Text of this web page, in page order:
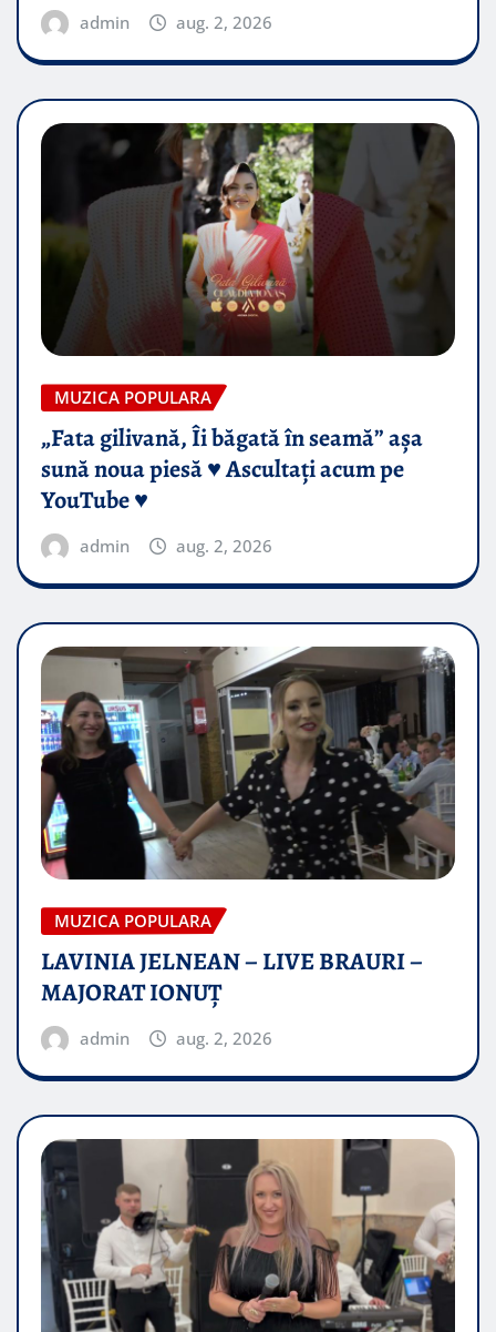
admin aug. 2, 2026
MUZICA POPULARA
„Fata gilivană, Îi băgată în seamă” așa
sună noua piesă ♥️ Ascultați acum pe
YouTube ♥️
admin aug. 2, 2026
MUZICA POPULARA
LAVINIA JELNEAN – LIVE BRAURI –
MAJORAT IONUŢ
admin aug. 2, 2026